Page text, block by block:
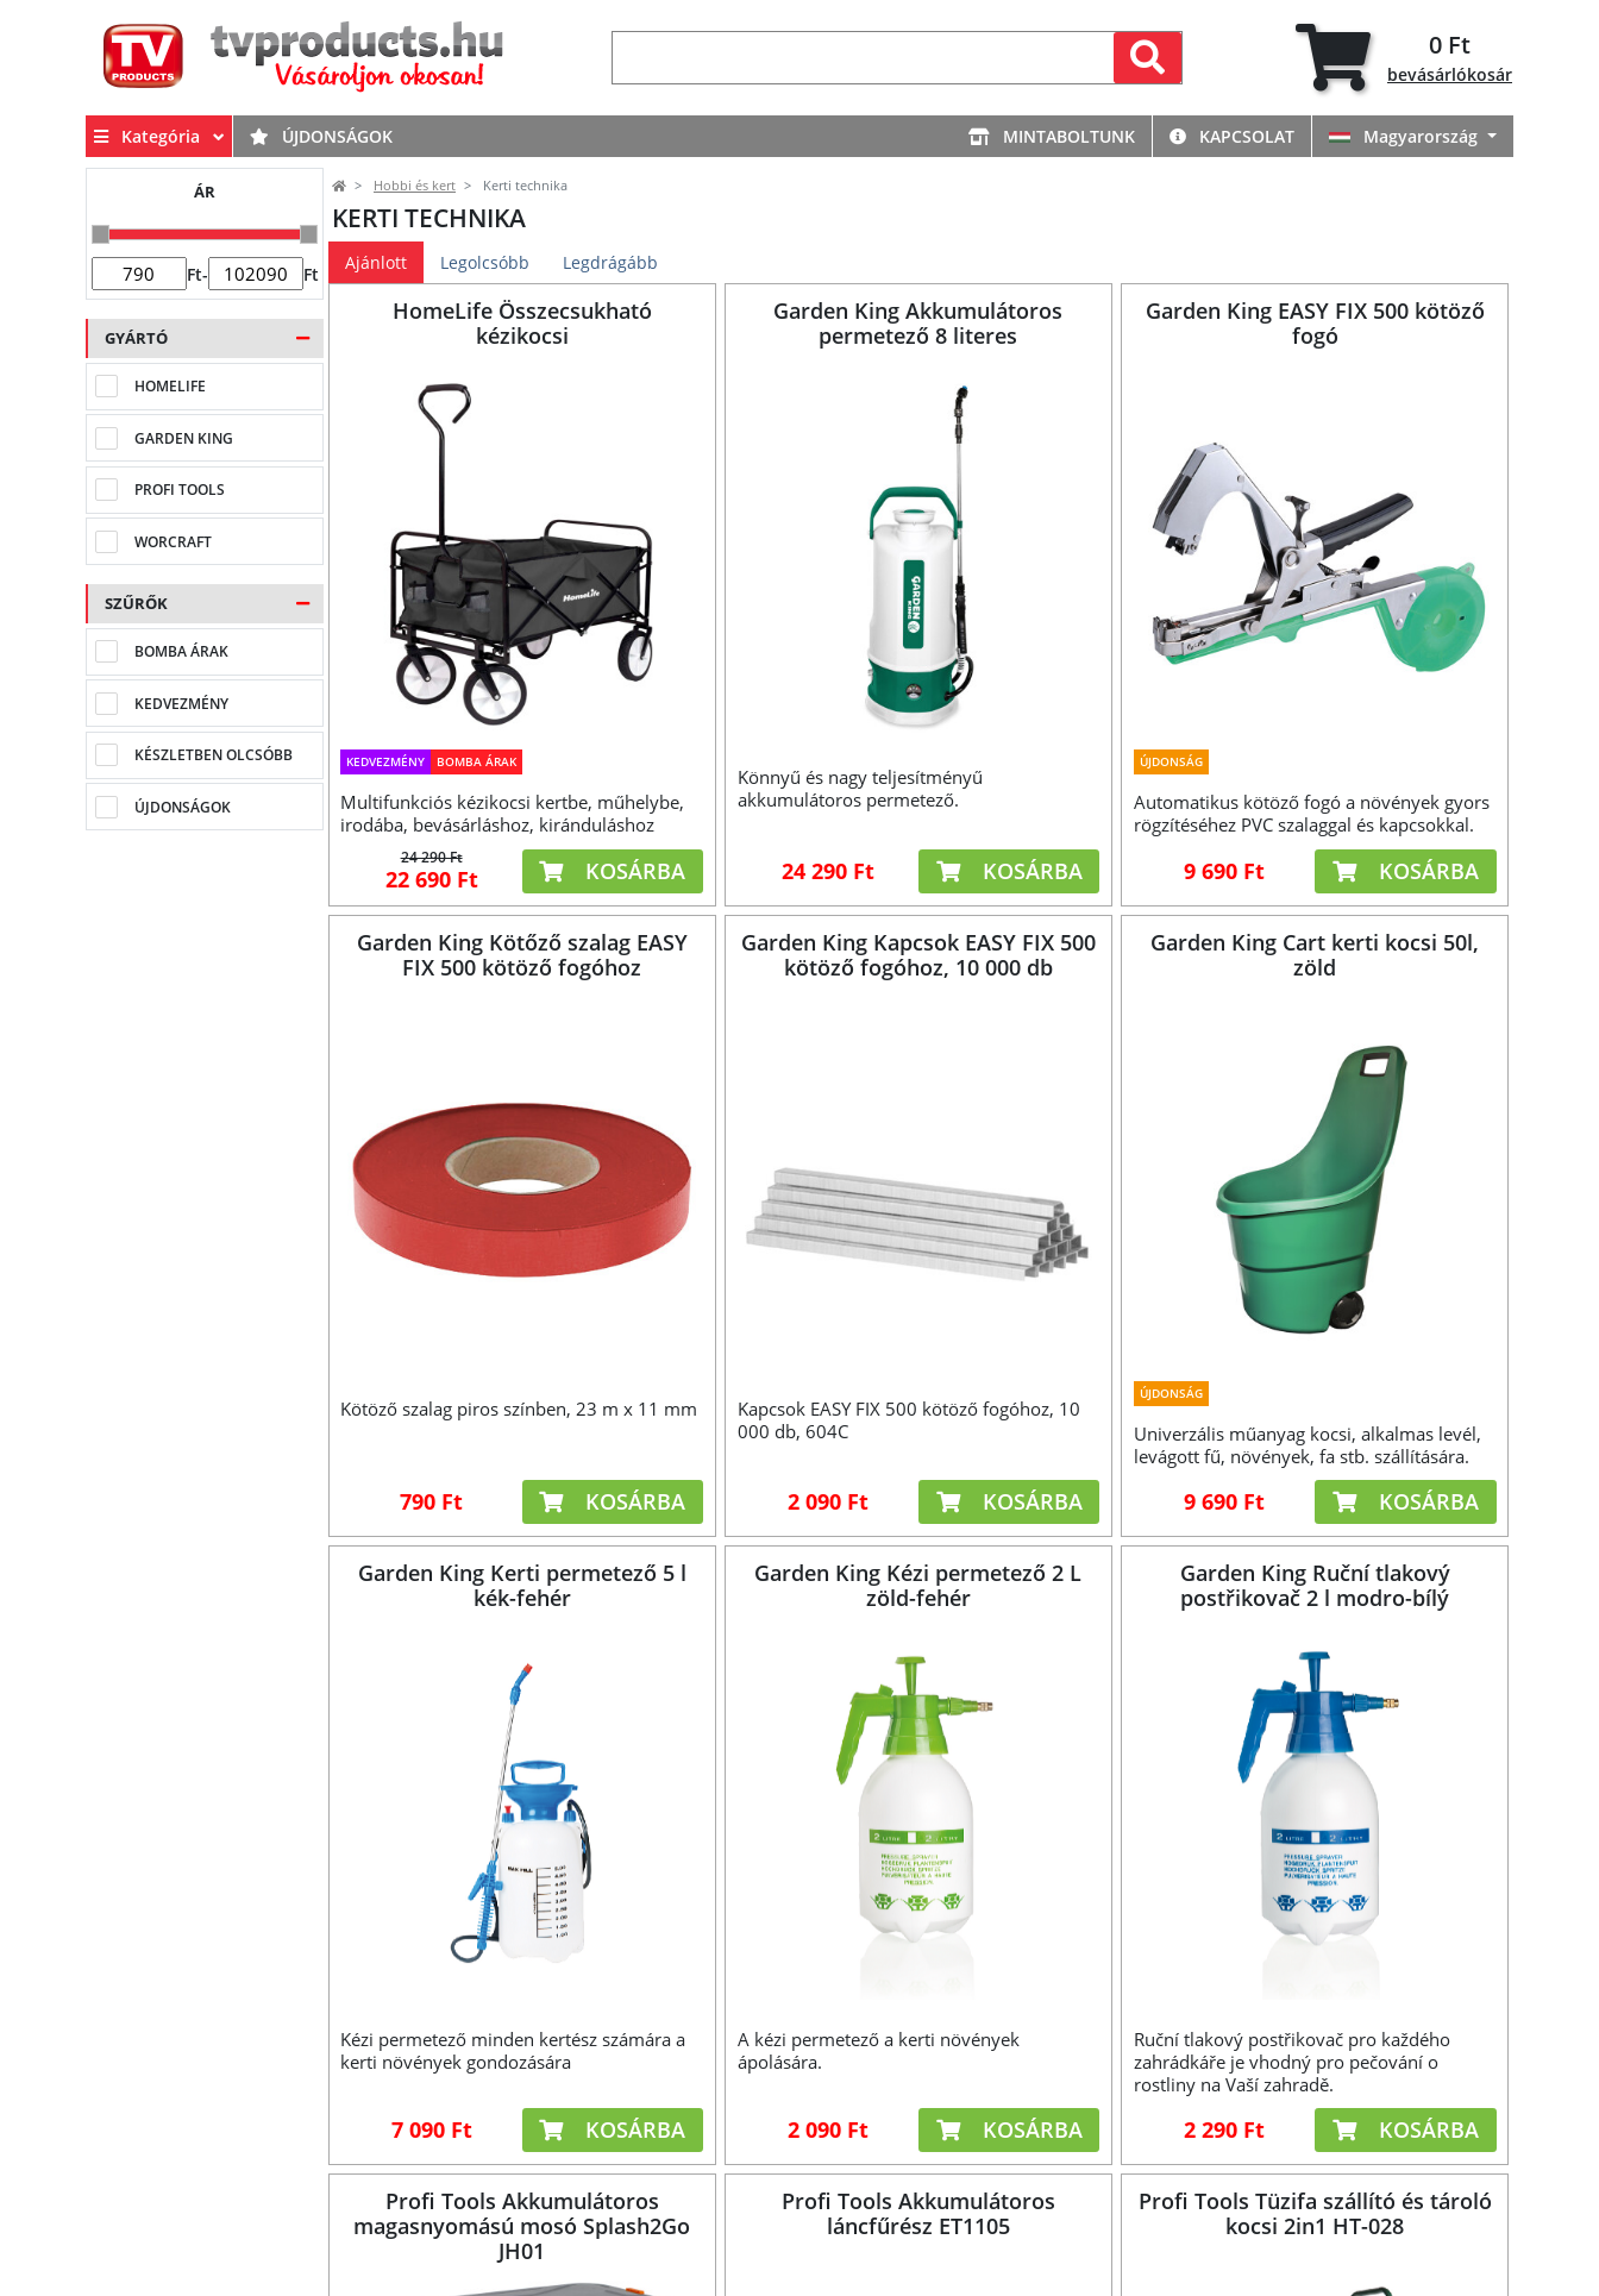
0 Ft
bevásárlókosár
Kategória ÚJDONSÁGOK MINTABOLTUNK KAPCSOLAT Magyarország
ÁR
Ft- Ft
GYÁRTÓ
HOMELIFE
GARDEN KING
PROFI TOOLS
WORCRAFT
SZŰRŐK
BOMBA ÁRAK
KEDVEZMÉNY
KÉSZLETBEN OLCSÓBB
ÚJDONSÁGOK
Hobbi és kert Kerti technika
KERTI TECHNIKA
Ajánlott Legolcsóbb Legdrágább
HomeLife Összecsukható
kézikocsi
KEDVEZMÉNY BOMBA ÁRAK
Multifunkciós kézikocsi kertbe, műhelybe,
irodába, bevásárláshoz, kiránduláshoz
24 290 Ft
22 690 Ft KOSÁRBA
Garden King Akkumulátoros
permetező 8 literes
Könnyű és nagy teljesítményű
akkumulátoros permetező.
24 290 Ft KOSÁRBA
Garden King EASY FIX 500 kötöző
fogó
ÚJDONSÁG
Automatikus kötöző fogó a növények gyors
rögzítéséhez PVC szalaggal és kapcsokkal.
9 690 Ft KOSÁRBA
Garden King Kötőző szalag EASY
FIX 500 kötöző fogóhoz
Kötöző szalag piros színben, 23 m x 11 mm
790 Ft KOSÁRBA
Garden King Kapcsok EASY FIX 500
kötöző fogóhoz, 10 000 db
Kapcsok EASY FIX 500 kötöző fogóhoz, 10
000 db, 604C
2 090 Ft KOSÁRBA
Garden King Cart kerti kocsi 50l,
zöld
ÚJDONSÁG
Univerzális műanyag kocsi, alkalmas levél,
levágott fű, növények, fa stb. szállítására.
9 690 Ft KOSÁRBA
Garden King Kerti permetező 5 l
kék-fehér
Kézi permetező minden kertész számára a
kerti növények gondozására
7 090 Ft KOSÁRBA
Garden King Kézi permetező 2 L
zöld-fehér
A kézi permetező a kerti növények
ápolására.
2 090 Ft KOSÁRBA
Garden King Ruční tlakový
postřikovač 2 l modro-bílý
Ruční tlakový postřikovač pro každého
zahrádkáře je vhodný pro pečování o
rostliny na Vaší zahradě.
2 290 Ft KOSÁRBA
Profi Tools Akkumulátoros
magasnyomású mosó Splash2Go
JH01
Profi Tools Akkumulátoros
láncfűrész ET1105
Profi Tools Tüzifa szállító és tároló
kocsi 2in1 HT-028